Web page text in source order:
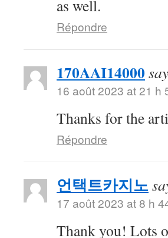
as well.
Répondre
170AAI14000
16 août 2023 at 21 h
Thanks for the
Répondre
언택트카지노
17 août 2023 at 8 h
Thank you! Lots